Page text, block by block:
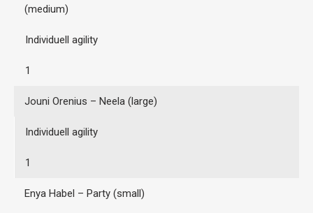
(medium)
Individuell agility
1
Jouni Orenius – Neela (large)
Individuell agility
1
Enya Habel – Party (small)